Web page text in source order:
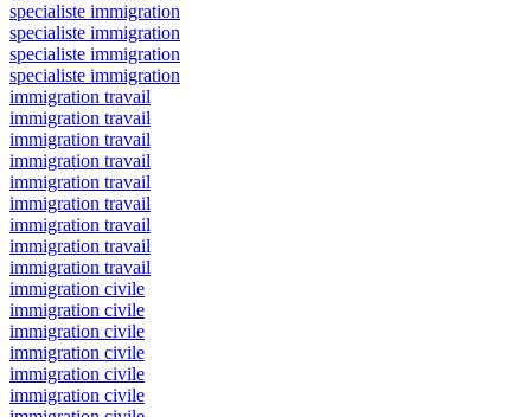
specialiste immigration
specialiste immigration
specialiste immigration
specialiste immigration
immigration travail
immigration travail
immigration travail
immigration travail
immigration travail
immigration travail
immigration travail
immigration travail
immigration travail
immigration civile
immigration civile
immigration civile
immigration civile
immigration civile
immigration civile